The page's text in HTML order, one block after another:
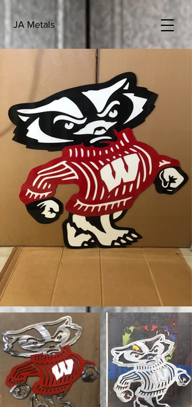
JA Metals